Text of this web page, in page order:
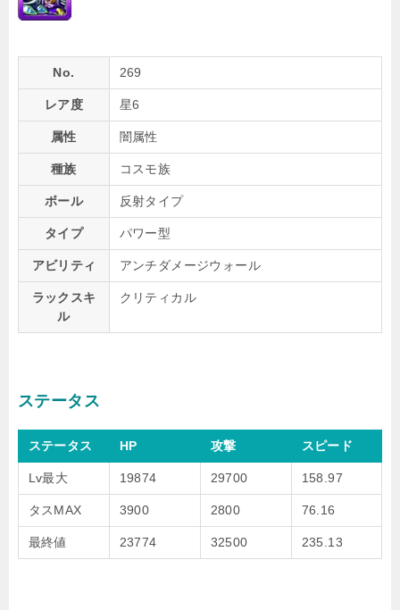
No. 269
レア度 星6
属性 闇属性
種族 コスモ族
ボール 反射タイプ
タイプ パワー型
アビリティ アンチダメージウォール
ラックスキ
ル
クリティカル
ステータス
ステータス HP 攻撃 スピード
Lv最大 19874 29700 158.97
タスMAX 3900 2800 76.16
最終値 23774 32500 235.13